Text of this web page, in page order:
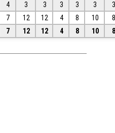
4 3 3 3 3 3
7 12 12 4 8 10
7 12 12 4 8 10